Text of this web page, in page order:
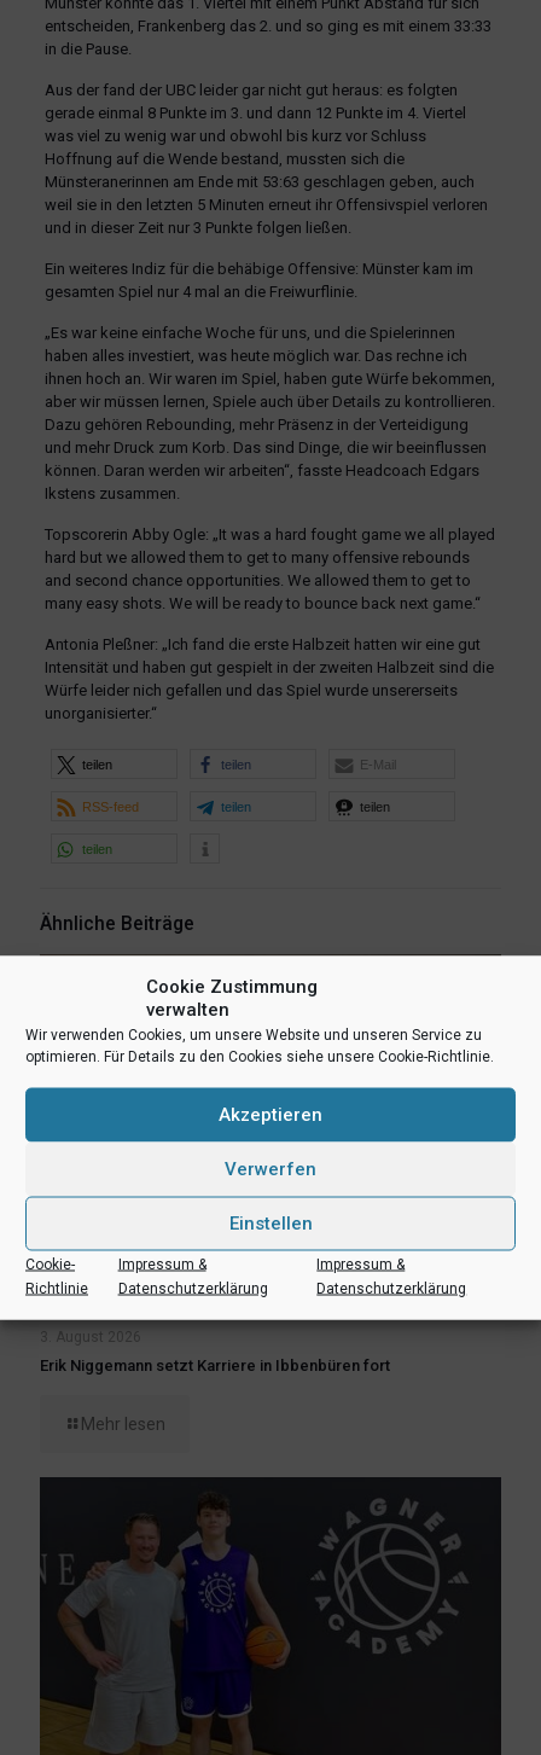
Cookie Zustimmung
verwalten
Wir verwenden Cookies, um unsere Website und unseren Service zu
optimieren. Für Details zu den Cookies siehe unsere Cookie-Richtlinie.
Akzeptieren
Verwerfen
Einstellen
Cookie-
Richtlinie
Impressum &
Datenschutzerklärung
Impressum &
Datenschutzerklärung
entscheiden, Frankenberg das 2. und so ging es mit einem 33:33
in die Pause.
Aus der fand der UBC leider gar nicht gut heraus: es folgten
gerade einmal 8 Punkte im 3. und dann 12 Punkte im 4. Viertel
was viel zu wenig war und obwohl bis kurz vor Schluss
Hoffnung auf die Wende bestand, mussten sich die
Münsteranerinnen am Ende mit 53:63 geschlagen geben, auch
weil sie in den letzten 5 Minuten erneut ihr Offensivspiel verloren
und in dieser Zeit nur 3 Punkte folgen ließen.
Ein weiteres Indiz für die behäbige Offensive: Münster kam im
gesamten Spiel nur 4 mal an die Freiwurflinie.
„Es war keine einfache Woche für uns, und die Spielerinnen
haben alles investiert, was heute möglich war. Das rechne ich
ihnen hoch an. Wir waren im Spiel, haben gute Würfe bekommen,
aber wir müssen lernen, Spiele auch über Details zu kontrollieren.
Dazu gehören Rebounding, mehr Präsenz in der Verteidigung
und mehr Druck zum Korb. Das sind Dinge, die wir beeinflussen
können. Daran werden wir arbeiten“, fasste Headcoach Edgars
Ikstens zusammen.
Topscorerin Abby Ogle: „It was a hard fought game we all played
hard but we allowed them to get to many offensive rebounds
and second chance opportunities. We allowed them to get to
many easy shots. We will be ready to bounce back next game.“
Antonia Pleßner: „Ich fand die erste Halbzeit hatten wir eine gut
Intensität und haben gut gespielt in der zweiten Halbzeit sind die
Würfe leider nich gefallen und das Spiel wurde unsererseits
unorganisierter.“
teilen teilen E-Mail
RSS-feed teilen teilen
teilen
Ähnliche Beiträge
3. August 2026
Erik Niggemann setzt Karriere in Ibbenbüren fort
Mehr lesen